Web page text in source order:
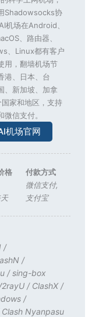
Shadowsocks协
机场在Android、
、路由器、
、Linux都有客户
用，翻墙机场节
港、日本、台
、新加坡、加拿
家和地区，支持
微信支付。
机场官网
格
付款方式
微信支付,
支付宝
/
/
/sing-box
/ ClashX/
/
Clash Nyanpasu